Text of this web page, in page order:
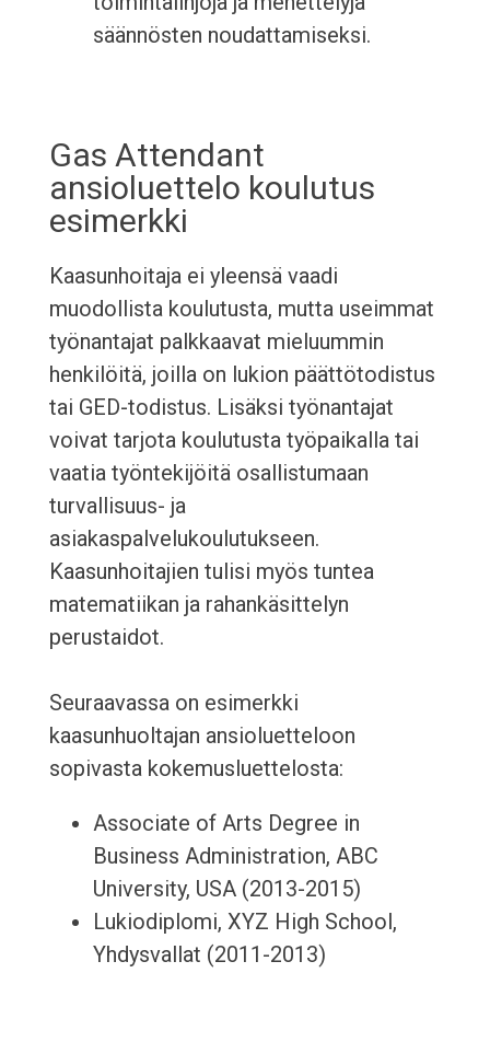
säännösten noudattamiseksi.
Gas Attendant
ansioluettelo koulutus
esimerkki
Kaasunhoitaja ei yleensä vaadi
muodollista koulutusta, mutta useimmat
työnantajat palkkaavat mieluummin
henkilöitä, joilla on lukion päättötodistus
tai GED-todistus. Lisäksi työnantajat
voivat tarjota koulutusta työpaikalla tai
vaatia työntekijöitä osallistumaan
turvallisuus- ja
asiakaspalvelukoulutukseen.
Kaasunhoitajien tulisi myös tuntea
matematiikan ja rahankäsittelyn
perustaidot.
Seuraavassa on esimerkki
kaasunhuoltajan ansioluetteloon
sopivasta kokemusluettelosta:
Associate of Arts Degree in
Business Administration, ABC
University, USA (2013-2015)
Lukiodiplomi, XYZ High School,
Yhdysvallat (2011-2013)